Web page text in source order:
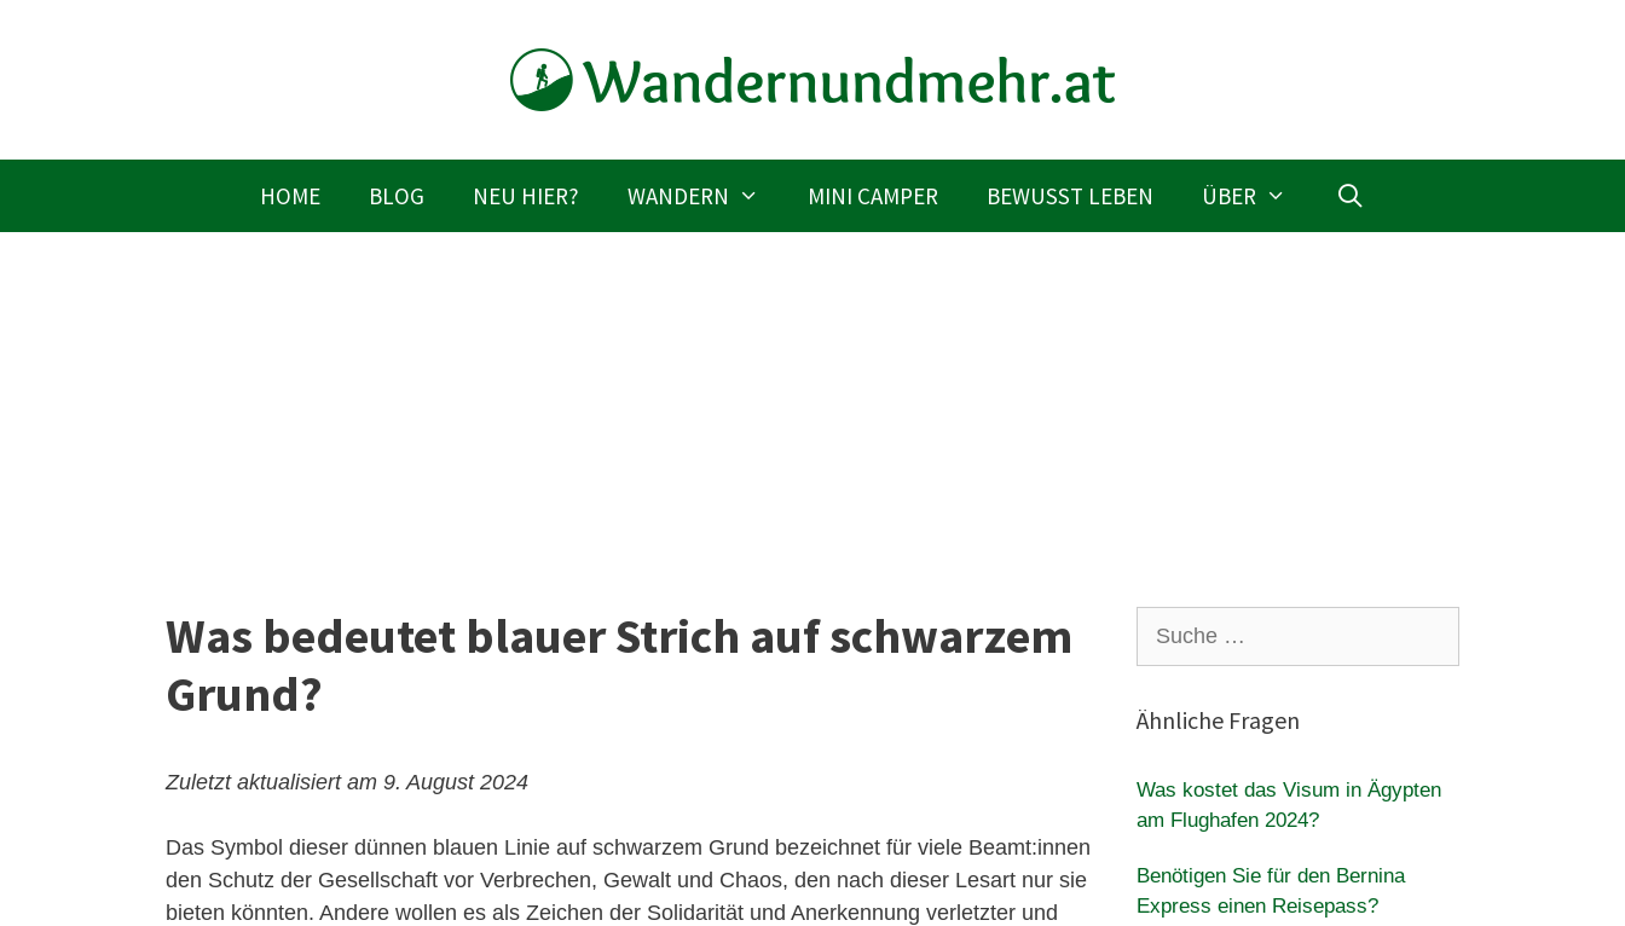
HOME BLOG NEU HIER? WANDERN MINI CAMPER BEWUSST LEBEN ÜBER
Was bedeutet blauer Strich auf schwarzem
Grund?
Zuletzt aktualisiert am 9. August 2024
Das Symbol dieser dünnen blauen Linie auf schwarzem Grund bezeichnet für viele Beamt:innen
den Schutz der Gesellschaft vor Verbrechen, Gewalt und Chaos, den nach dieser Lesart nur sie
bieten könnten. Andere wollen es als Zeichen der Solidarität und Anerkennung verletzter und
nach:
Ähnliche Fragen
Was kostet das Visum in Ägypten
am Flughafen 2024?
Benötigen Sie für den Bernina
Express einen Reisepass?